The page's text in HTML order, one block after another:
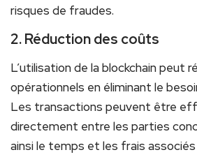
risques de fraudes.
2. Réduction des coûts
L’utilisation de la blockchain peut
opérationnels en éliminant ​le
Les transactions peuvent être
directement entre⁣ les parties
ainsi ‌le temps et ⁤les frais⁢